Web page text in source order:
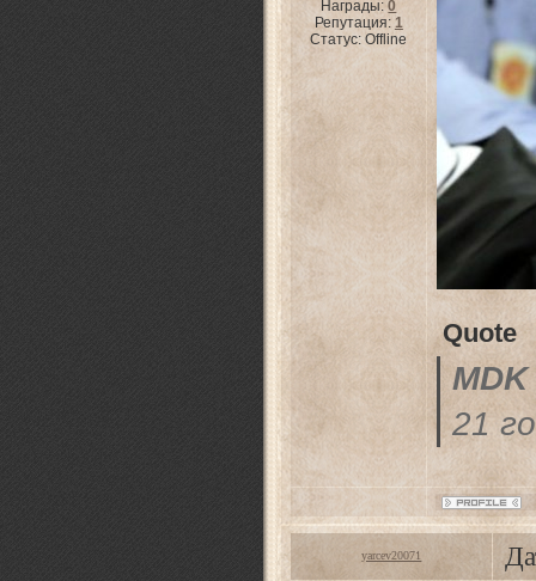
Награды:0
Репутация: 1
Статус:Offline
Quote
MDK
21
yarcev20071